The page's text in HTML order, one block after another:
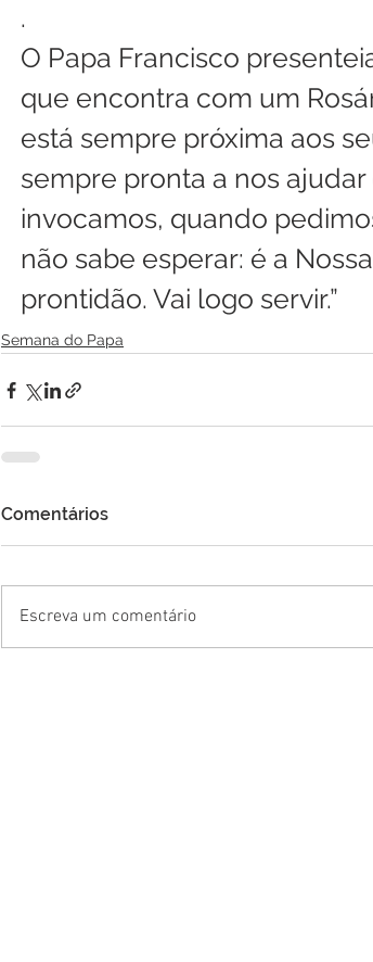
.
O Papa Francisco
que encontra com um
está sempre próxima aos
sempre pronta a nos
invocamos, quando
não sabe esperar: é a
prontidão. Vai logo servir.”
Semana do Papa
Comentários
Escreva um comentário